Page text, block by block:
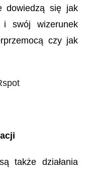
dowiedzą się jak
swój wizerunek
czy jak
także działania